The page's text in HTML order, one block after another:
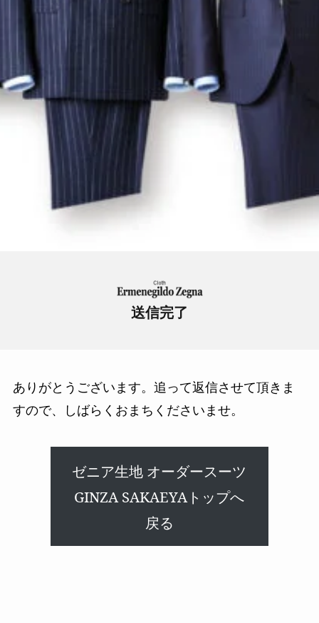
送信完了
ありがとうございます。追って返信させて頂きま
すので、しばらくおまちくださいませ。
ゼニア生地 オーダースーツ
GINZA SAKAEYAトップへ
戻る